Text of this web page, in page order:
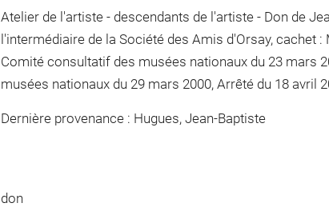
Atelier de l'artiste - descendants de l'artiste - Don de
l'intermédiaire de la Société des Amis d'Orsay, cachet
Comité consultatif des musées nationaux du 23 mars
musées nationaux du 29 mars 2000, Arrêté du 18 avril
Dernière provenance : Hugues, Jean-Baptiste
don